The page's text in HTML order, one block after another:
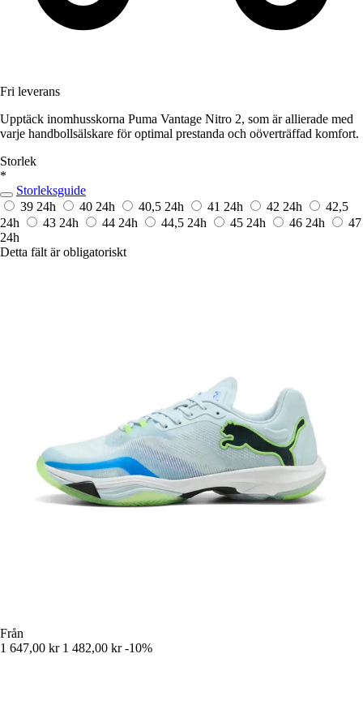
Fri leverans
Upptäck inomhusskorna Puma Vantage Nitro 2, som är allierade med
varje handbollsälskare för optimal prestanda och oöverträffad komfort.
Storlek
*
Storleksguide
39 24h 40 24h 40,5 24h 41 24h 42 24h
42,5
24h
43 24h 44 24h 44,5 24h 45 24h 46 24h
47
24h
Detta fält är obligatoriskt
Från
1 647,00 kr 1 482,00 kr -10%